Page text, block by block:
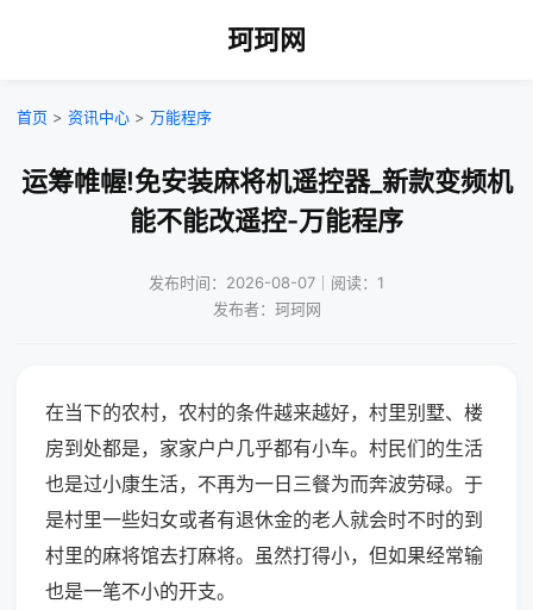
珂珂网
首页 > 资讯中心 > 万能程序
运筹帷幄!免安装麻将机遥控器_新款变频机
能不能改遥控-万能程序
发布时间：2026-08-07｜阅读：1
发布者：珂珂网
在当下的农村，农村的条件越来越好，村里别墅、楼
房到处都是，家家户户几乎都有小车。村民们的生活
也是过小康生活，不再为一日三餐为而奔波劳碌。于
是村里一些妇女或者有退休金的老人就会时不时的到
村里的麻将馆去打麻将。虽然打得小，但如果经常输
也是一笔不小的开支。